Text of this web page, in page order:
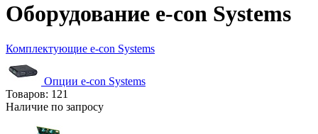
Оборудование e-con Systems
Комплектующие e-con Systems
Опции e-con Systems
Товаров: 121
Наличие по запросу